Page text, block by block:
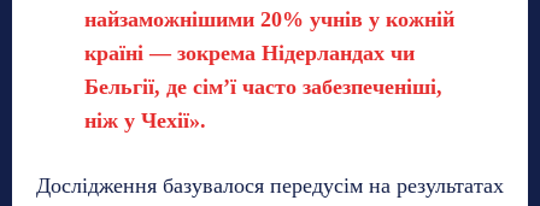
найзаможнішими 20% учнів у кожній
країні — зокрема Нідерландах чи
Бельгії, де сім’ї часто забезпеченіші,
ніж у Чехії».
Дослідження базувалося передусім на результатах